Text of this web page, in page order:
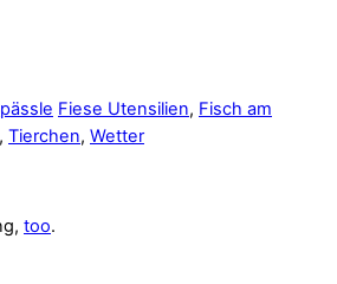
Fiese Utensilien, Fisch am
, Tierchen, Wetter
too.